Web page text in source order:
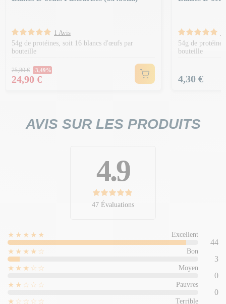
1 Avis
54g de protéines, soit 16 blancs d'œufs par
bouteille
Prix Normal
25,80 € -3,49%
Prix
24,90 €
54g de
bouteille
Prix
4,30 €
AVIS SUR LES PRODUITS
4.9
47 Évaluations
★★★★★ Excellent
44
★★★★☆
Bon
3
★★★☆☆
Moyen
0
★★☆☆☆
Pauvres
0
★☆☆☆☆
Terrible